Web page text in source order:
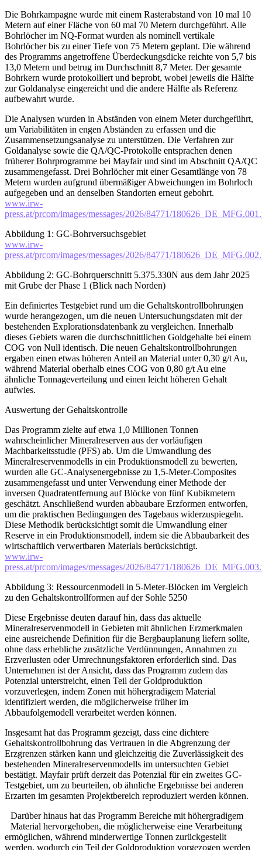
Die Bohrkampagne wurde mit einem Rasterabstand von 10 mal 10
Metern auf einer Fläche von 60 mal 70 Metern durchgeführt. Alle
Bohrlöcher im NQ-Format wurden als nominell vertikale
Bohrlöcher bis zu einer Tiefe von 75 Metern geplant. Die während
des Programms angetroffene Überdeckungsdicke reichte von 5,7 bis
13,0 Metern und betrug im Durchschnitt 8,7 Meter. Der gesamte
Bohrkern wurde protokolliert und beprobt, wobei jeweils die Hälfte
zur Goldanalyse eingereicht und die andere Hälfte als Referenz
aufbewahrt wurde.
Die Analysen wurden in Abständen von einem Meter durchgeführt,
um Variabilitäten in engen Abständen zu erfassen und die
Zusammensetzungsanalyse zu unterstützen. Die Verfahren zur
Goldanalyse sowie die QA/QC-Protokolle entsprachen denen
früherer Bohrprogramme bei Mayfair und sind im Abschnitt QA/QC
zusammengefasst. Drei Bohrlöcher mit einer Gesamtlänge von 78
Metern wurden aufgrund übermäßiger Abweichungen im Bohrloch
aufgegeben und an denselben Standorten erneut gebohrt.
www.irw-
press.at/prcom/images/messages/2026/84771/
Abbildung 1: GC-Bohrversuchsgebiet
www.irw-
press.at/prcom/images/messages/2026/84771/
Abbildung 2: GC-Bohrquerschnitt 5.375.330N aus dem Jahr 2025
mit Grube der Phase 1 (Blick nach Norden)
Ein definiertes Testgebiet rund um die Gehaltskontrollbohrungen
wurde herangezogen, um die neuen Untersuchungsdaten mit der
bestehenden Explorationsdatenbank zu vergleichen. Innerhalb
dieses Gebiets waren die durchschnittlichen Goldgehalte bei einem
COG von Null identisch. Die neuen Gehaltskontrollbohrungen
ergaben einen etwas höheren Anteil an Material unter 0,30 g/t Au,
während Material oberhalb eines COG von 0,80 g/t Au eine
ähnliche Tonnageverteilung und einen leicht höheren Gehalt
aufwies.
Auswertung der Gehaltskontrolle
Das Programm zielte auf etwa 1,0 Millionen Tonnen
wahrscheinlicher Mineralreserven aus der vorläufigen
Machbarkeitsstudie (PFS) ab. Um die Umwandlung des
Mineralreservenmodells in ein Produktionsmodell zu bewerten,
wurden alle GC-Analysenergebnisse zu 1,5-Meter-Composites
zusammengefasst und unter Verwendung einer Methode der
inversen Quadratentfernung auf Blöcke von fünf Kubikmetern
geschätzt. Anschließend wurden abbaubare Erzformen entworfen,
um die praktischen Bedingungen des Tagebaus widerzuspiegeln.
Diese Methodik berücksichtigt somit die Umwandlung einer
Reserve in ein Produktionsmodell, indem sie die Abbaubarkeit des
wirtschaftlich verwertbaren Materials berücksichtigt.
www.irw-
press.at/prcom/images/messages/2026/84771/
Abbildung 3: Ressourcenmodell in 5-Meter-Blöcken im Vergleich
zu den Gehaltskontrollformen auf der Sohle 5250
Diese Ergebnisse deuten darauf hin, dass das aktuelle
Mineralreservenmodell in Gebieten mit ähnlichen Erzmerkmalen
eine ausreichende Definition für die Bergbauplanung liefern sollte,
ohne dass erhebliche zusätzliche Verdünnungen, Annahmen zu
Erzverlusten oder Umrechnungsfaktoren erforderlich sind. Das
Unternehmen ist der Ansicht, dass das Programm zudem das
Potenzial unterstreicht, einen Teil der Goldproduktion
vorzuverlegen, indem Zonen mit höhergradigem Material
identifiziert werden, die möglicherweise früher im
Abbaufolgemodell verarbeitet werden können.
Insgesamt hat das Programm gezeigt, dass eine dichtere
Gehaltskontrollbohrung das Vertrauen in die Abgrenzung der
Erzgrenzen stärken kann und gleichzeitig die Zuverlässigkeit des
bestehenden Mineralreservenmodells im untersuchten Gebiet
bestätigt. Mayfair prüft derzeit das Potenzial für ein zweites GC-
Testgebiet, um zu beurteilen, ob ähnliche Ergebnisse bei anderen
Erzarten im gesamten Projektbereich reproduziert werden können.
Darüber hinaus hat das Programm Bereiche mit höhergradigem
Material hervorgehoben, die möglicherweise eine Verarbeitung
ermöglichen, während minderwertige Tonnen zurückgestellt
werden, wodurch ein Teil der Goldproduktion vorgezogen werden